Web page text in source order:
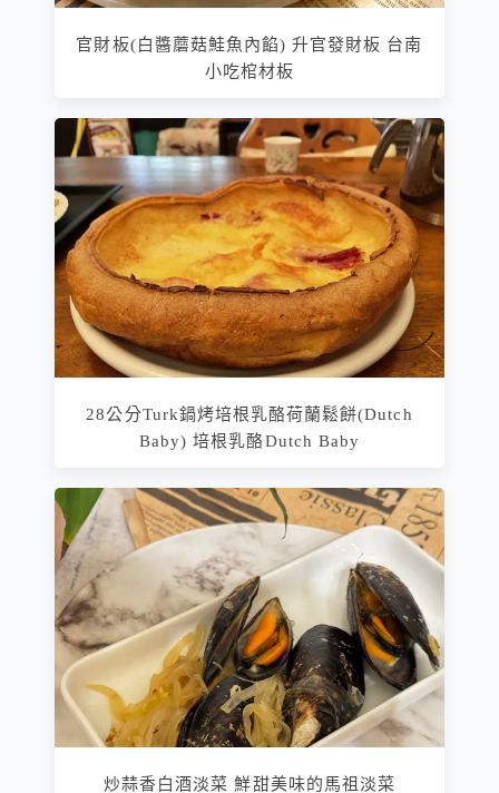
官財板(白醬蘑菇鮭魚內餡) 升官發財板 台南
小吃棺材板
28公分Turk鍋烤培根乳酪荷蘭鬆餅(Dutch
Baby) 培根乳酪Dutch Baby
炒蒜香白酒淡菜 鮮甜美味的馬祖淡菜